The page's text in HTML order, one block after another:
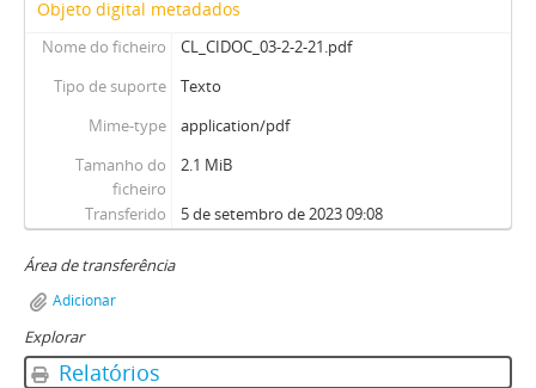
Objeto digital metadados
Nome do ficheiro
CL_CIDOC_03-2-2-21.pdf
Tipo de suporte
Texto
Mime-type
application/pdf
Tamanho do
ficheiro
2.1 MiB
Transferido 5 de setembro de 2023 09:08
Área de transferência
Adicionar
Explorar
Relatórios